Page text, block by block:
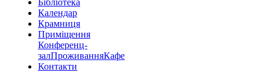
Бібліотека
Календар
Крамниця
Приміщення
Конференц-
залПроживанняКафе
Контакти